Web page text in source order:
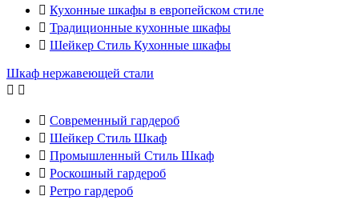
 Кухонные шкафы в европейском стиле
 Традиционные кухонные шкафы
 Шейкер Стиль Кухонные шкафы
Шкаф нержавеющей стали
 
 Современный гардероб
 Шейкер Стиль Шкаф
 Промышленный Стиль Шкаф
 Роскошный гардероб
 Ретро гардероб